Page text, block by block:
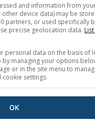
and information from
device data) may be
partners, or used specifically
precise geolocation data.
personal data on the basis of
by managing your options
or in the site menu to
settings.
OK